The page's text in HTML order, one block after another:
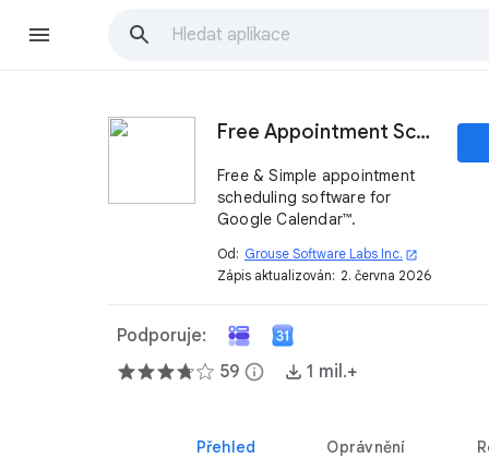
Free Appointment Scheduling
Free & Simple appointment
scheduling software for
Google Calendar™.
Od: Grouse Software Labs Inc. open_in_new
Zápis aktualizován: 2. června 2026
Podporuje:
59 info 1 mil.+
Přehled Oprávnění